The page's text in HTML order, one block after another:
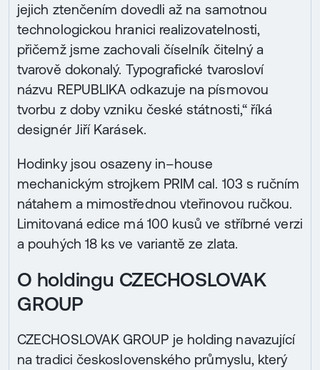
jejich ztenčením dovedli až na samotnou
technologickou hranici realizovatelnosti,
přičemž jsme zachovali číselník čitelný a
tvarově dokonalý. Typografické tvarosloví
názvu REPUBLIKA odkazuje na písmovou
tvorbu z doby vzniku české státnosti,“ říká
designér Jiří Karásek.
Hodinky jsou osazeny in–house
mechanickým strojkem PRIM cal. 103 s ručním
nátahem a mimostřednou vteřinovou ručkou.
Limitovaná edice má 100 kusů ve stříbrné verzi
a pouhých 18 ks ve variantě ze zlata.
O holdingu CZECHOSLOVAK
GROUP
CZECHOSLOVAK GROUP je holding navazující
na tradici československého průmyslu, který